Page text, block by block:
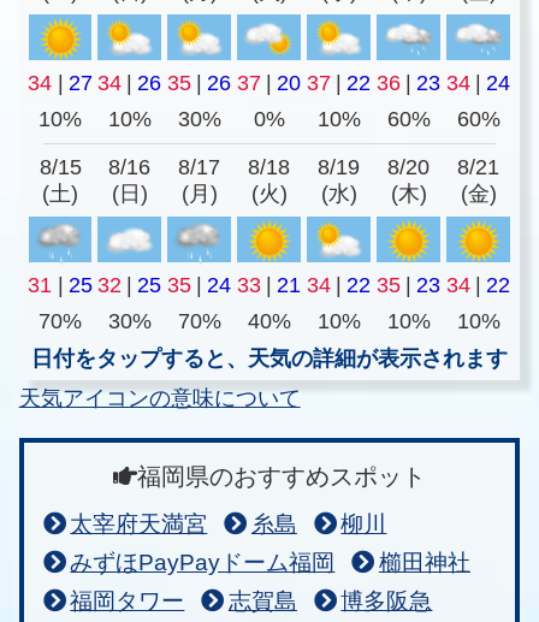
34 27 34 26 35 26 37 20 37 22 36 23 34
24
10%
10% 30% 0% 10% 60% 60%
8/15
(土)
8/16
(日)
8/17
(月)
8/18
(火)
8/19
(水)
8/20
(木)
8/21
(金)
31 25 32 25 35 24 33 21 34 22 35 23 34
22
70%
30% 70% 40% 10% 10%
10%
日付をタップすると、天気の詳細が表示されます
天気アイコンの意味について
福岡県のおすすめスポット
太宰府天満宮 糸島
柳川
みずほPayPayドーム福岡
櫛田神社
福岡タワー
志賀島
博多阪急